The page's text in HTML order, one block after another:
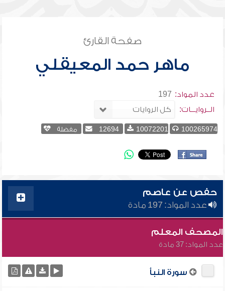
صفحة القارئ
ماهر حمد المعيقلي
عدد المواد: 197
الــروايـــات:
100265974
10072201
12694 مفضلة
حفص عن عاصم
عدد المواد: 197 مادة
المصحف المعلم
عدد المواد: 37 مادة
سورة النبأ